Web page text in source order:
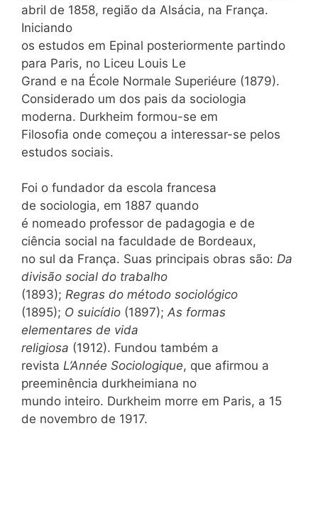
abril de 1858, região da Alsácia, na França.
Iniciando
os estudos em Epinal posteriormente partindo
para Paris, no Liceu Louis Le
Grand e na École Normale Superiéure (1879).
Considerado um dos pais da sociologia
moderna. Durkheim formou-se em
Filosofia onde começou a interessar-se pelos
estudos sociais.
Foi o fundador da escola francesa
de sociologia, em 1887 quando
é nomeado professor de padagogia e de
ciência social na faculdade de Bordeaux,
no sul da França. Suas principais obras são: Da
divisão social do trabalho
(1893); Regras do método sociológico
(1895); O suicídio (1897); As formas
elementares de vida
religiosa (1912). Fundou também a
revista L’Année Sociologique, que afirmou a
preeminência durkheimiana no
mundo inteiro. Durkheim morre em Paris, a 15
de novembro de 1917.